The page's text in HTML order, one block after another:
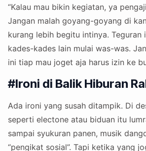
“Kalau mau bikin kegiatan, ya
Jangan malah goyang-goyang di
kurang lebih begitu intinya. Teguran
kades-kades lain mulai was-was.
ini tiap mau joget aja harus izin ke
#Ironi di Balik Hiburan
Ada ironi yang susah ditampik. Di
seperti electone atau biduan itu
sampai syukuran panen, musik
“pengikat sosial”. Tapi ketika yang